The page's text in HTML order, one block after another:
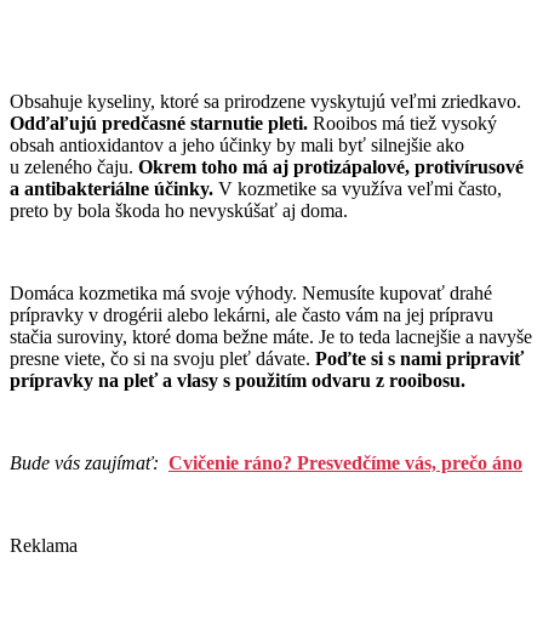
Obsahuje kyseliny, ktoré sa prirodzene vyskytujú veľmi zriedkavo.
Odďaľujú predčasné starnutie pleti. Rooibos má tiež vysoký
obsah antioxidantov a jeho účinky by mali byť silnejšie ako
u zeleného čaju. Okrem toho má aj protizápalové, protivírusové
a antibakteriálne účinky. V kozmetike sa využíva veľmi často,
preto by bola škoda ho nevyskúšať aj doma.
Domáca kozmetika má svoje výhody. Nemusíte kupovať drahé
prípravky v drogérii alebo lekárni, ale často vám na jej prípravu
stačia suroviny, ktoré doma bežne máte. Je to teda lacnejšie a navyše
presne viete, čo si na svoju pleť dávate. Poďte si s nami pripraviť
prípravky na pleť a vlasy s použitím odvaru z rooibosu.
Bude vás zaujímať: Cvičenie ráno? Presvedčíme vás, prečo áno
Reklama